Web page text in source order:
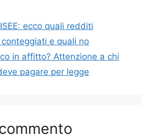
ecco quali redditi
e quali no
in affitto? Attenzione a chi
pagare per legge